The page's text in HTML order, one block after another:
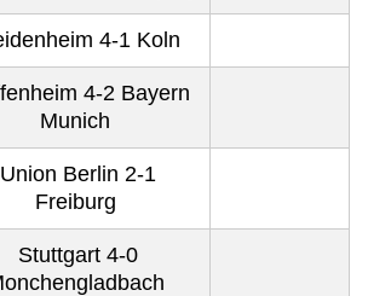
4-1 Koln
4-2 Bayern
Munich
Union Berlin 2-1
Freiburg
Stuttgart 4-0